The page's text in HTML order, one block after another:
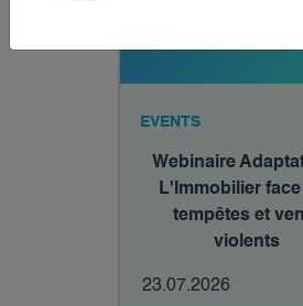
EVENTS
Webinaire
L'Immobilier
tempêtes et
violents
23.07.2026